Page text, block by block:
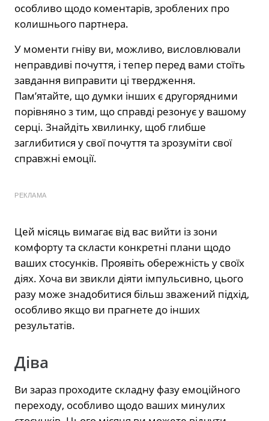
особливо щодо коментарів, зроблених про
колишнього партнера.
У моменти гніву ви, можливо, висловлювали
неправдиві почуття, і тепер перед вами стоїть
завдання виправити ці твердження.
Пам’ятайте, що думки інших є другорядними
порівняно з тим, що справді резонує у вашому
серці. Знайдіть хвилинку, щоб глибше
заглибитися у свої почуття та зрозуміти свої
справжні емоції.
РЕКЛАМА
Цей місяць вимагає від вас вийти із зони
комфорту та скласти конкретні плани щодо
ваших стосунків. Проявіть обережність у своїх
діях. Хоча ви звикли діяти імпульсивно, цього
разу може знадобитися більш зважений підхід,
особливо якщо ви прагнете до інших
результатів.
Діва
Ви зараз проходите складну фазу емоційного
переходу, особливо щодо ваших минулих